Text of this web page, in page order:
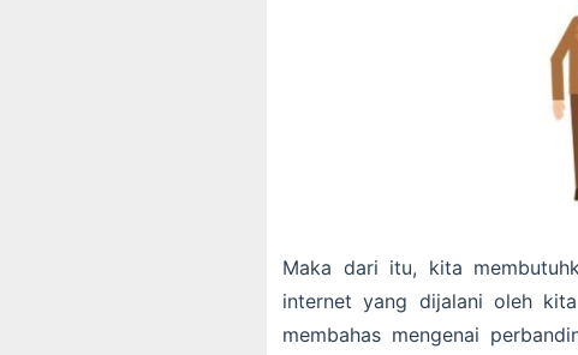
Maka dari itu, kita
internet yang dijalani oleh
membahas mengenai